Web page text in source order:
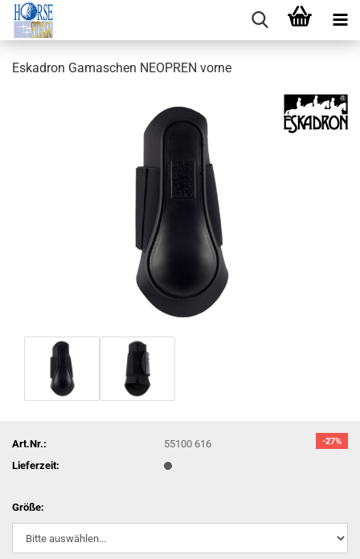
Eskadron Gamaschen NEOPREN vorne
-27%
Art.Nr.:
55100 616
Lieferzeit:
Größe: